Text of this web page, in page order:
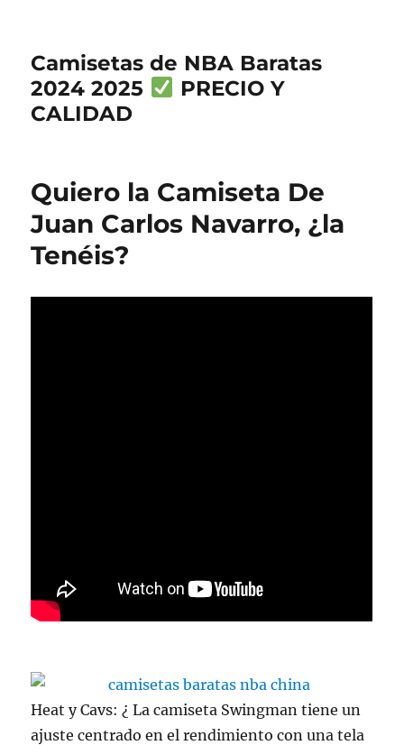
Camisetas de NBA Baratas
2024 2025
PRECIO Y
CALIDAD
Quiero la Camiseta De
Juan Carlos Navarro, ¿la
Tenéis?
Heat y Cavs: ¿ La camiseta Swingman tiene un
ajuste centrado en el rendimiento con una tela